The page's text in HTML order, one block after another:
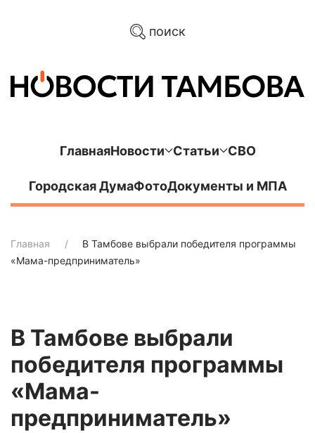
поиск
ГлавнаяНовости Статьи СВО
Городская ДумаФотоДокументы и МПА
Главная
В Тамбове выбрали победителя программы
«Мама-предприниматель»
В Тамбове выбрали
победителя программы
«Мама-
предприниматель»